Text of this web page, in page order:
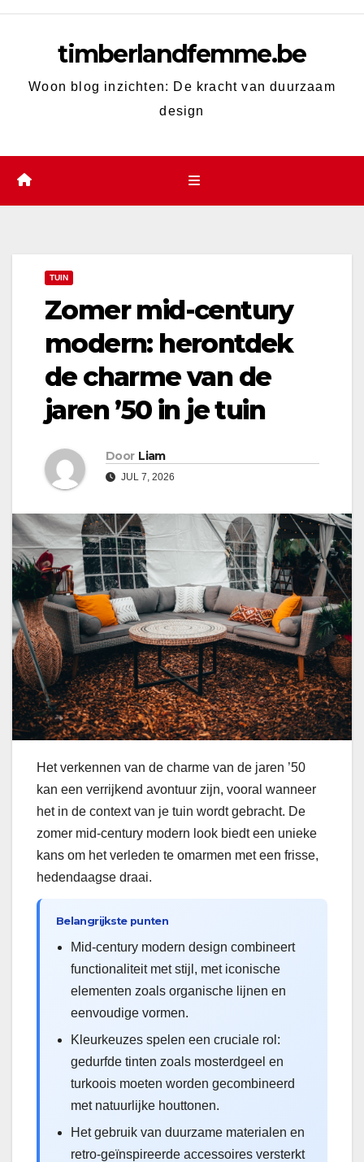
timberlandfemme.be
Woon blog inzichten: De kracht van duurzaam
design
TUIN
Zomer mid-century
modern: herontdek
de charme van de
jaren ’50 in je tuin
Door Liam
JUL 7, 2026
Het verkennen van de charme van de jaren ’50
kan een verrijkend avontuur zijn, vooral wanneer
het in de context van je tuin wordt gebracht. De
zomer mid-century modern look biedt een unieke
kans om het verleden te omarmen met een frisse,
hedendaagse draai.
Belangrijkste punten
Mid-century modern design combineert
functionaliteit met stijl, met iconische
elementen zoals organische lijnen en
eenvoudige vormen.
Kleurkeuzes spelen een cruciale rol:
gedurfde tinten zoals mosterdgeel en
turkoois moeten worden gecombineerd
met natuurlijke houttonen.
Het gebruik van duurzame materialen en
retro-geïnspireerde accessoires versterkt